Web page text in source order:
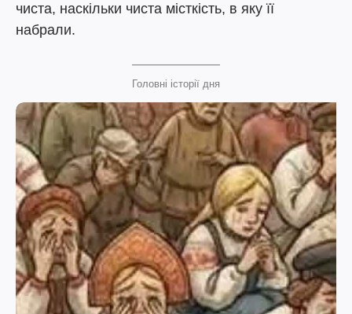
чиста, наскільки чиста місткість, в яку її
набрали.
Головні історії дня